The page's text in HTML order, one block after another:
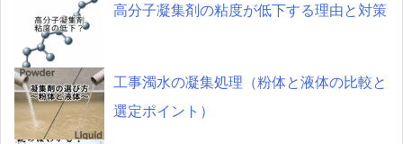
高分子凝集剤の粘度が低下する理由と対策
工事濁水の凝集処理（粉体と液体の比較と
選定ポイント）